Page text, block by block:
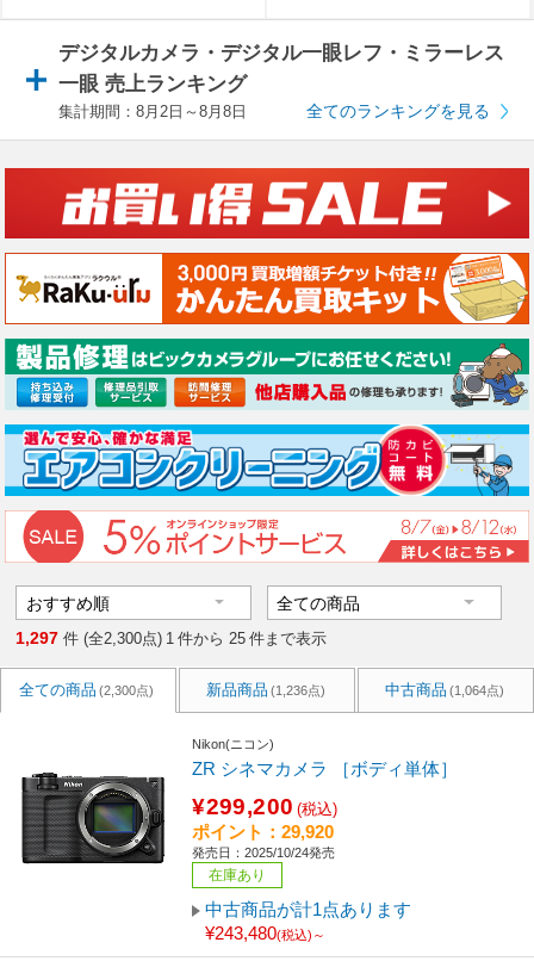
デジタルカメラ・デジタル一眼レフ・ミラーレス
一眼 売上ランキング
集計期間：8月2日～8月8日 全てのランキングを見る
1,297 件 (全2,300点) 1 件から 25 件まで表示
全ての商品 (2,300点) 新品商品 (1,236点) 中古商品 (1,064点)
Nikon(ニコン)
ZR シネマカメラ ［ボディ単体］
¥299,200 (税込)
ポイント：29,920
発売日：2025/10/24発売
在庫あり
中古商品が計1点あります
¥243,480(税込)～